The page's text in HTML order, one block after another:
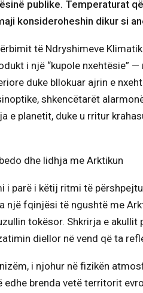
publike. Temperaturat
konsideroheshin dikur si
të Ndryshimeve
i një “kupole nxehtësie”
duke bllokuar ajrin e
shkencëtarët
e planetit, duke u rritur
dhe lidhja me Arktikun
i parë i këtij ritmi të
një fqinjësi të ngushtë me
tokësor. Shkrirja e
diellor në vend që ta
i njohur në fizikën
edhe brenda vetë territorit